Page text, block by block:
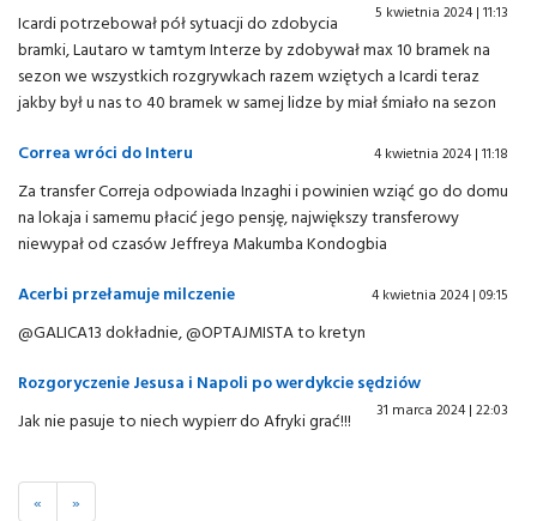
5 kwietnia 2024 | 11:13
Icardi potrzebował pół sytuacji do zdobycia
bramki, Lautaro w tamtym Interze by zdobywał max 10 bramek na
sezon we wszystkich rozgrywkach razem wziętych a Icardi teraz
jakby był u nas to 40 bramek w samej lidze by miał śmiało na sezon
Correa wróci do Interu
4 kwietnia 2024 | 11:18
Za transfer Correja odpowiada Inzaghi i powinien wziąć go do domu
na lokaja i samemu płacić jego pensję, największy transferowy
niewypał od czasów Jeffreya Makumba Kondogbia
Acerbi przełamuje milczenie
4 kwietnia 2024 | 09:15
@GALICA13 dokładnie, @OPTAJMISTA to kretyn
Rozgoryczenie Jesusa i Napoli po werdykcie sędziów
31 marca 2024 | 22:03
Jak nie pasuje to niech wypierr do Afryki grać!!!
« »